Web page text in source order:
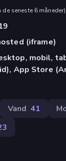
de seneste 6 måneder)
(iframe)
mobil,
App Store
Vand 41